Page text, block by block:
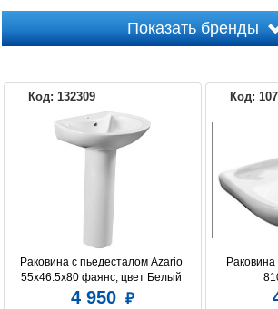
JACOB DELAFON
AZARIO
Показать бренды
Код: 132309
Раковина с пьедесталом Azario
55х46.5х80 фаянс, цвет Белый
(AZ3007)
4 950
Код: